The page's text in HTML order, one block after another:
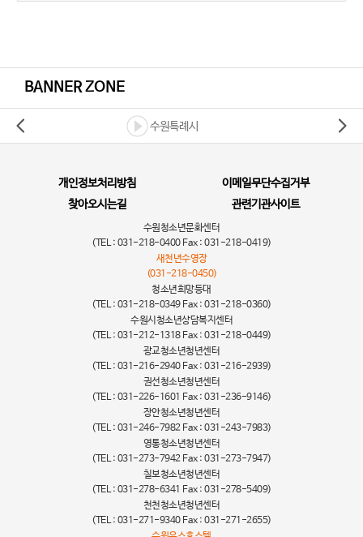
BANNER ZONE
수원특례시
개인정보처리방침
이메일무단수집거부
찾아오시는길
관련기관사이트
수원청소년문화센터
(TEL : 031-218-0400 Fax : 031-218-0419)
새천년수영장
(031-218-0450)
청소년희망등대
(TEL : 031-218-0349 Fax : 031-218-0360)
수원시청소년상담복지센터
(TEL : 031-212-1318 Fax : 031-218-0449)
광교청소년청년센터
(TEL : 031-216-2940 Fax : 031-216-2939)
권선청소년청년센터
(TEL : 031-226-1601 Fax : 031-236-9146)
장안청소년청년센터
(TEL : 031-246-7982 Fax : 031-243-7983)
영통청소년청년센터
(TEL : 031-273-7942 Fax : 031-273-7947)
칠보청소년청년센터
(TEL : 031-278-6341 Fax : 031-278-5409)
천천청소년청년센터
(TEL : 031-271-9340 Fax : 031-271-2655)